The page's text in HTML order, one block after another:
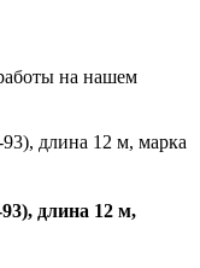
на нашем
длина 12 м,